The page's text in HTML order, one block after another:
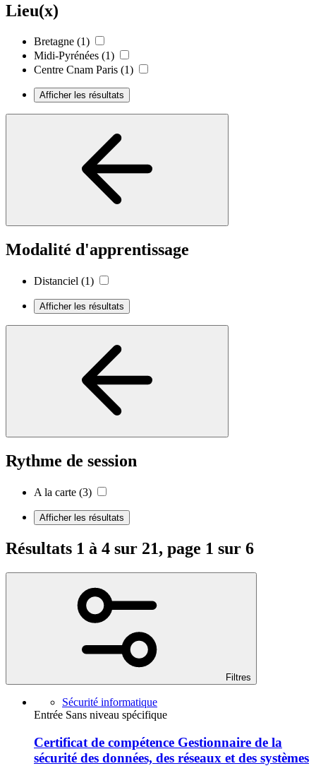
Lieu(x)
Bretagne (1)
Midi-Pyrénées (1)
Centre Cnam Paris (1)
Afficher les résultats
Modalité d'apprentissage
Distanciel (1)
Afficher les résultats
Rythme de session
A la carte (3)
Afficher les résultats
Résultats 1 à 4 sur 21, page 1 sur 6
Filtres
Sécurité informatique
Entrée Sans niveau spécifique
Certificat de compétence Gestionnaire de la
sécurité des données, des réseaux et des systèmes